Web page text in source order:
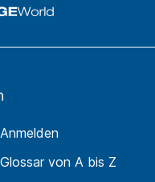
Anmelden
Glossar von A bis Z